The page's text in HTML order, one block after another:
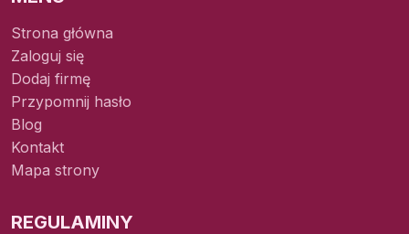
Strona główna
Zaloguj się
Dodaj firmę
Przypomnij hasło
Blog
Kontakt
Mapa strony
REGULAMINY